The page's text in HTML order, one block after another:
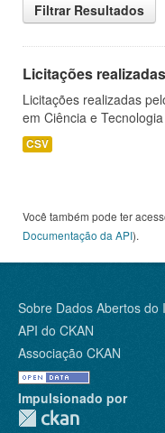
Filtrar Resultados
Licitações
Licitações realizadas
em Ciência e
CSV
Você também pode ter
Documentação da API).
Sobre Dados Abertos do
API do CKAN
Associação CKAN
Impulsionado por